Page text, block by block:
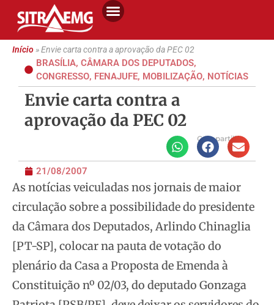
Início»Envie carta contra a aprovação da PEC 02
BRASÍLIA, CÂMARA DOS DEPUTADOS,
CONGRESSO, FENAJUFE, MOBILIZAÇÃO, NOTÍCIAS
Envie carta contra a
aprovação da PEC 02
Compartilhe
21/08/2007
As notícias veiculadas nos jornais de maior
circulação sobre a possibilidade do presidente
da Câmara dos Deputados, Arlindo Chinaglia
[PT-SP], colocar na pauta de votação do
plenário da Casa a Proposta de Emenda à
Constituição nº 02/03, do deputado Gonzaga